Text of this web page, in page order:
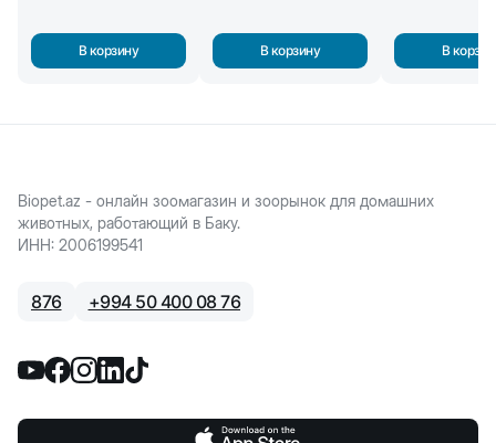
В корзину В корзину В
Biopet.az - онлайн зоомагазин и зоорынок для домашних
животных, работающий в Баку.
ИНН: 2006199541
876 +994 50 400 08 76